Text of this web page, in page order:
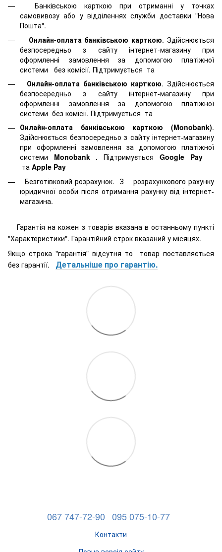
Банківською карткою при отриманні у точках
самовивозу або у відділеннях служби доставки "Нова
Пошта".
Онлайн-оплата банківською карткою. Здійснюється
безпосередньо з сайту інтернет-магазину при
оформленні замовлення за допомогою платіжної
системи
без комісії. Підтримується та
Онлайн-оплата банківською карткою. Здійснюється
безпосередньо з сайту інтернет-магазину при
оформленні замовлення за допомогою платіжної
системи без комісії. Підтримується та
Онлайн-оплата банківською карткою (Monobank).
Здійснюється безпосередньо з сайту інтернет-магазину
при оформленні замовлення за допомогою платіжної
системи Monobank .Підтримується Google Pay
та Apple Pay
Безготівковий розрахунок. З розрахункового рахунку
юридичної особи після отримання рахунку від інтернет-
магазина.
Гарантія на кожен з товарів вказана в останньому пункті
"Характеристики". Гарантійний строк вказаний у місяцях.
Якщо строка "гарантія" відсутня то товар поставляється
без гарантії. Детальніше про гарантію.
067 747-72-90 095 075-10-77
Контакти